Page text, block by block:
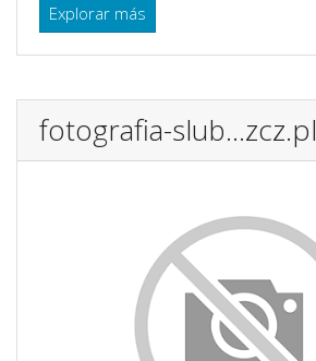
Explorar más
fotografia-slub...zcz.pl